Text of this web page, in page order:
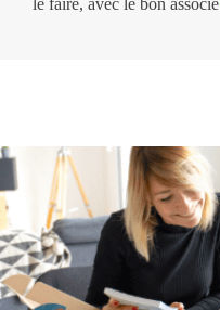
le faire, avec le bon associé